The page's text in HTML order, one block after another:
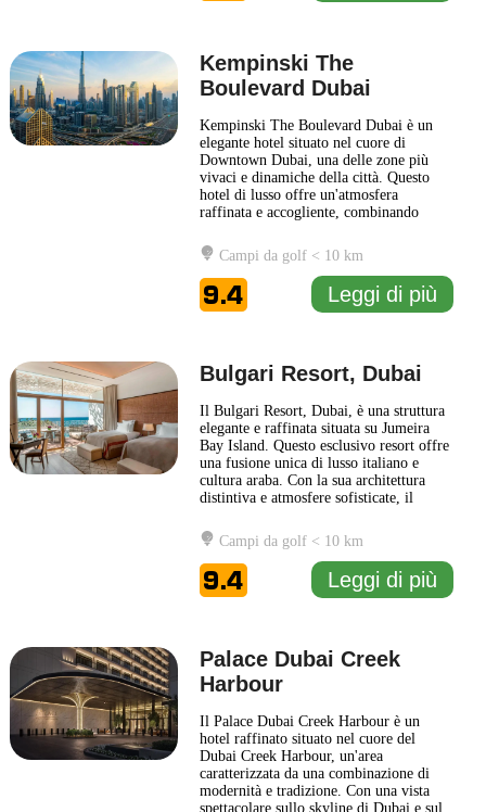
Kempinski The
Boulevard Dubai
Kempinski The Boulevard Dubai è un
elegante hotel situato nel cuore di
Downtown Dubai, una delle zone più
vivaci e dinamiche della città. Questo
hotel di lusso offre un'atmosfera
raffinata e accogliente, combinando
tocchi di tradizione araba. Situato lungo
la famosa Sheikh Mohamed Bin Rashid
Boulevard, gli ospiti possono facilmente
accedere alle principali attrazioni ...
Leggi di più
Campi da golf < 10 km
9.4 Leggi di più
Bulgari Resort, Dubai
Il Bulgari Resort, Dubai, è una struttura
elegante e raffinata situata su Jumeira
Bay Island. Questo esclusivo resort offre
una fusione unica di lusso italiano e
cultura araba. Con la sua architettura
distintiva e atmosfere sofisticate, il
degli hotel di Dubai. Gli ospiti possono
godere di una varietà di camere e suite
arredate con gusto, caratterizzate da
...
Leggi di più
Campi da golf < 10 km
9.4 Leggi di più
Palace Dubai Creek
Harbour
Il Palace Dubai Creek Harbour è un
hotel raffinato situato nel cuore del
Dubai Creek Harbour, un'area
caratterizzata da una combinazione di
modernità e tradizione. Con una vista
spettacolare sullo skyline di Dubai e sul